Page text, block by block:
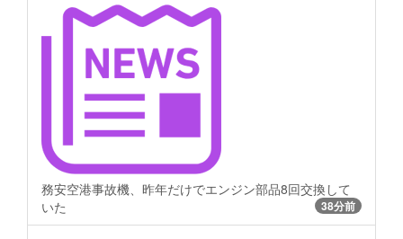
務安空港事故機、昨年だけでエンジン部品8回交換して
いた
38分前